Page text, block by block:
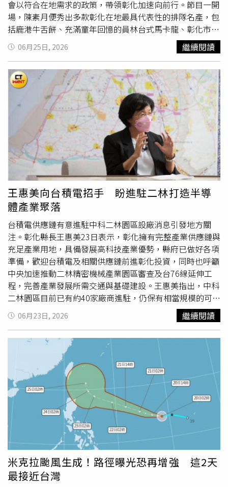
合規、原廠產品廣泛使用、廠商具履約能力等層面，卻沒有
明確說明軍方系統是否出現在相關情資清單內、是否已完成
全面檢測，以及有哪些具體補救或防堵措施。馬文君要求，
國防部應儘速向立法院進行機密報告，清楚交代軍網是否遭
受波及、是否存在機敏資訊外洩疑慮，以及後續將如何與廠
商協調提出改善與補救方案。她也強調，國防部的職責是守
護國家安全，而不是替設備供應商背書，既然使用的是納稅
人的錢，就必須接受最嚴格的監督與檢驗。
會以符合在地需求的政策，帶領彰化加速向前行。節目一開
場，陳素月便秀出多款彰化在地最具代表性的排隊名產，包
括鹿港牛舌餅、充滿童年回憶的員林台式馬卡龍、彰化市桂
圓蛋糕，以及來自八卦山最新鮮的百果山蜜餞。陳素月表
示，這些美食承載了彰化深厚的飲食文化，更是彰化人熱情
好客的象徵，希望透過這些在地好滋味，讓更多人看見彰化
多元且迷人的城市魅力。談起政策願景，陳素月指出，人口
外流、高齡化及中小企業低薪是彰化當前面臨的三大困境，
鄉親極度期盼新縣長能扭轉頹勢。對此，陳素月在深入基層
座談後，衡量縣府財政狀況，針對人口高齡化，拋出「65歲
以上長輩健保費全免」的政見，減少因城鄉社福落差導致的
人口外移。針對青年與育兒方面，除了提供青年首購與住宅
補貼，更因應在地家庭結構，首創「補助坐月子兩萬元」的
政策，取代現行繁瑣、造成基層公務員行政負擔的月嫂鐘點
費核銷制，並承諾普設公辦民營托嬰中心，讓彰化每年九千
名新生兒的家長能無後顧之憂地回到職場。談到照顧彰化未
來的下一代，陳素月不僅承諾免費營養午餐政策，更將其升
級為選用在地優質食材的「週週乳果蛋」。彰化是農業大
縣，更是畜牧大縣，擁有全台最優質且多樣化的農產品，未
來將運用在地食材，在吃得健康的同時也帶動在地農畜產
業。陳素月強調，從長輩的健康、中青年的成家育兒壓力，
到孩子的營養教育，未來當選縣長將提供最全方位的照顧。
相比陳素月一步一腳印從基層打拚，靠扎實的服務奪得四連
霸立委，林楚茵指出，國民黨彰化縣長候選人魏平政，過去
曾有過買票的黑歷史，而魏平政的背後更由前立委蕭景田在
全力支持。林楚茵痛批，蕭景田過去劣跡斑斑，不僅曾因捲
入殺警奪槍案而入獄，2022年幫台北市議員林杏兒輔選時
又再度涉入賄選風波。她呼籲，彰化鄉親必須睜大眼睛，拒
絕讓黑金與買票疑雲的勢力再度復辟。最後，談到彰化選
情，陳素月強調，此次提名過程完全具備正當性，所有民調
進行方式事前皆獲得各方一致同意，選舉應回歸最純粹的目
標與理念。在多年來對彰化的努力經營下，支持者看見的是
一份踏實且真正為地方爭取福利的付出。陳素月呼籲，此時
此刻地方更應團結一致，切莫做出親痛仇快的事，唯有回歸
初心、凝聚力量，才能真正為彰化的未來繼續打拚。
06月25日, 2026 繼續閱讀
王惠美向台積電招手 盼進駐二林打造半導
體產業聚落
台積電供應鏈有意進駐中科二林園區設廠消息引發地方關
注。彰化縣長王惠美23日表示，彰化擁有完整產業供應鏈與
充足產業用地，具備發展高科技產業優勢，縣府已做好各項
準備，歡迎台積電及相關供應鏈前進彰化投資，同時也呼籲
中央加速推動二林精密機械產業園區審查及台76線延伸工
程，完善產業發展所需交通與基礎建設。王惠美指出，中科
二林園區目前已有約40家廠商進駐，仍保有相當規模的可開
發土地，具備持續擴張空間。若未來台積電集團或相關供應
鏈進駐，將有助帶動半導體、高科技製造及周邊產業發展，
招商引資，希望透過高科技產業進駐創造更多優質就業機
會，讓年輕人能夠留在家鄉發展，減緩人口
問題。尤其
二林精密機械產業園區若能順利完成相關審查程序，將可與
中科二林園區形成互補效應，進一步強化彰化產業競爭力。
王惠美也特別向中央喊話，隨著未來產業規模持續擴大，聯
外交通建設更顯重要，其中台76線快速道路延伸工程攸關二
林地區未來發展，盼中央能加速推動相關計畫，提升產業運
輸效率及區域發展能量。此外，彰化縣政府近年也同步推動
公共建設與治安設施升級，包括警政辦公廳舍改建及各項基
礎建設改善，希望透過軟硬體環境全面提升，打造更適合產
業投資與民眾安居的發展環境。
06月23日, 2026 繼續閱讀
米克拉颱風生成！路徑曝光恐再增強 這2天
最接近台灣